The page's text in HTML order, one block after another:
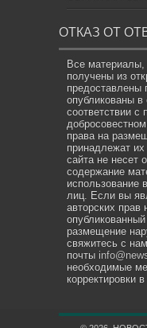
ОТКАЗ ОТ
Все
получены из
предоставлены
опубликованы
соответствии с
права на
принадлежат
сайта не несет
содержание
использование
лиц. Если вы
авторских прав
размещение
свяжитесь с
почты
необходимые
корректировки